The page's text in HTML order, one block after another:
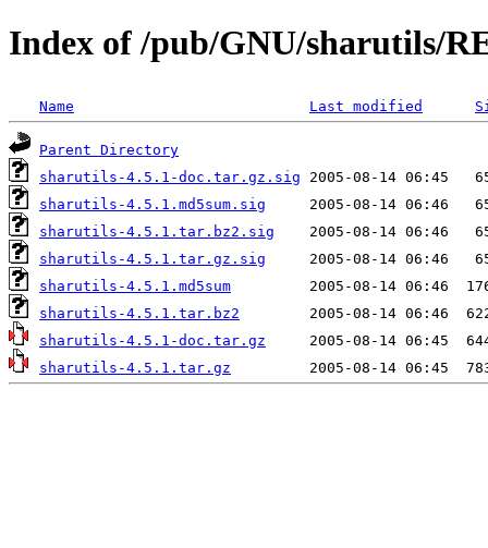
Index of /pub/GNU/sharutils/
Name Last modified
Parent Directory
sharutils-4.5.1-doc.tar.gz.sig
sharutils-4.5.1.md5sum.sig
sharutils-4.5.1.tar.bz2.sig
sharutils-4.5.1.tar.gz.sig
sharutils-4.5.1.md5sum
sharutils-4.5.1.tar.bz2
sharutils-4.5.1-doc.tar.gz
sharutils-4.5.1.tar.gz